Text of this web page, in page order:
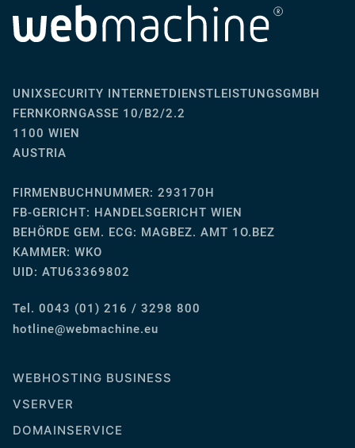
UNIXSECURITY INTERNETDIENSTLEISTUNGSGMBH
FERNKORNGASSE 10/B2/2.2
1100 WIEN
AUSTRIA
FIRMENBUCHNUMMER: 293170H
FB-GERICHT: HANDELSGERICHT WIEN
BEHÖRDE GEM. ECG: MAGBEZ. AMT 1O.BEZ
KAMMER: WKO
UID: ATU63369802
Tel. 0043 (01) 216 / 3298 800
ue.enihcambew@eniltoh
WEBHOSTING BUSINESS
VSERVER
DOMAINSERVICE